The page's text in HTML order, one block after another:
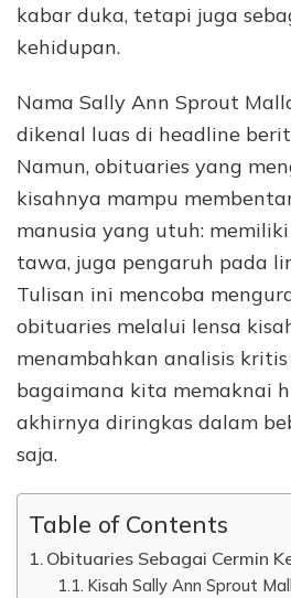
kabar duka, tetapi juga
kehidupan.
Nama Sally Ann Sprout
dikenal luas di headline
Namun, obituaries yang
kisahnya mampu
manusia yang utuh:
tawa, juga pengaruh pada
Tulisan ini mencoba
obituaries melalui lensa
menambahkan analisis
bagaimana kita memaknai
akhirnya diringkas dalam
saja.
Table of Contents
Obituaries Sebagai Cermin
Kisah Sally Ann Sprout